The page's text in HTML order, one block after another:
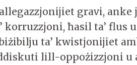
gravi, anke
korruzzjoni, ħasil ta’
ta’ kwistjonijiet
lill-oppożizzjoni u